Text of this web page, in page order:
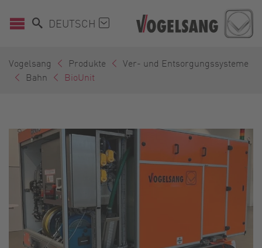
DEUTSCH
Vogelsang Produkte
Ver- und Entsorgungssysteme
Bahn
BioUnit